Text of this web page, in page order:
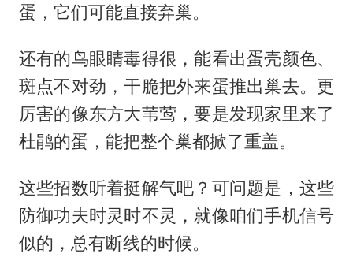
蛋，它们可能直接弃巢。
还有的鸟眼睛毒得很，能看出蛋壳颜色、
斑点不对劲，干脆把外来蛋推出巢去。更
厉害的像东方大苇莺，要是发现家里来了
杜鹃的蛋，能把整个巢都掀了重盖。
这些招数听着挺解气吧？可问题是，这些
防御功夫时灵时不灵，就像咱们手机信号
似的，总有断线的时候。